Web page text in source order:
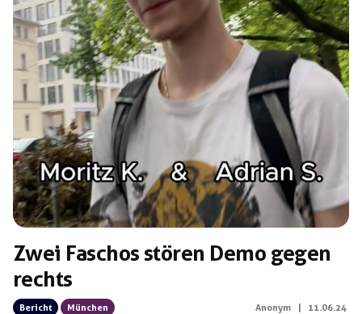
Zwei Faschos stören Demo gegen
rechts
Bericht München Anonym | 11.06.24